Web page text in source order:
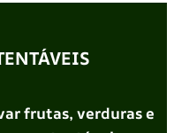
frutas, verduras e